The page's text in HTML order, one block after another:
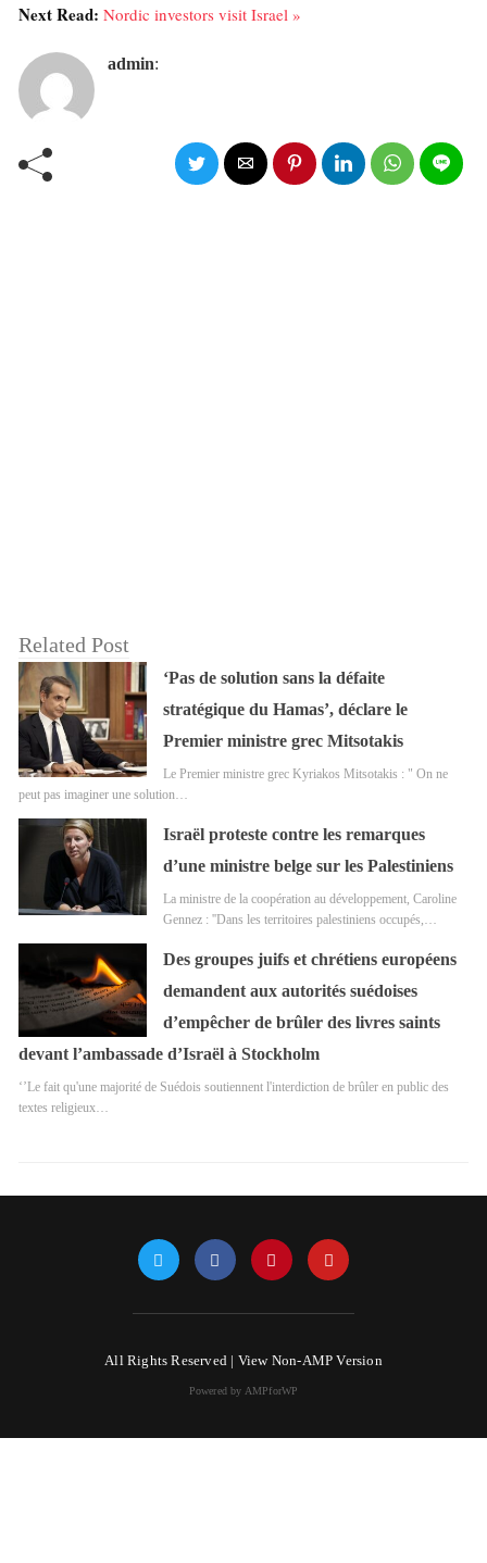
Next Read: Nordic investors visit Israel »
admin:
Related Post
‘Pas de solution sans la défaite
stratégique du Hamas’, déclare le
Premier ministre grec Mitsotakis
Le Premier ministre grec Kyriakos Mitsotakis : " On ne
peut pas imaginer une solution…
Israël proteste contre les remarques
d’une ministre belge sur les Palestiniens
La ministre de la coopération au développement, Caroline
Gennez : ''Dans les territoires palestiniens occupés,…
Des groupes juifs et chrétiens européens
demandent aux autorités suédoises
d’empêcher de brûler des livres saints
devant l’ambassade d’Israël à Stockholm
‘’Le fait qu'une majorité de Suédois soutiennent l'interdiction de brûler en public des
textes religieux…
All Rights Reserved | View Non-AMP Version
Powered by AMPforWP